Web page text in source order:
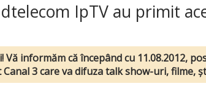
IpTV au primit
informăm că începând cu 11.08.2012,
3 care va difuza talk show-uri, filme,